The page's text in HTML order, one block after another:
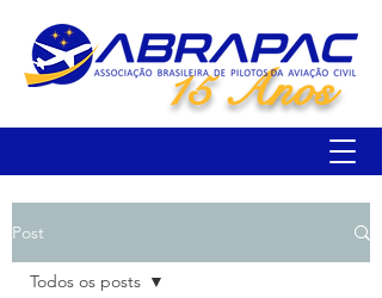
15 Anos
Post
Todos os posts